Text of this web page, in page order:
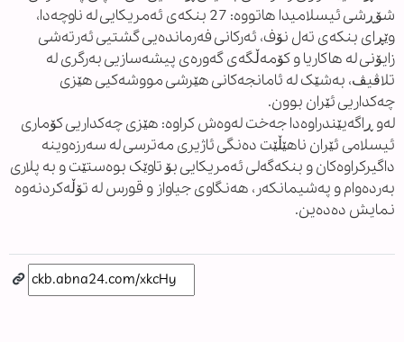
شۆڕشی ئیسلامیدا هاتووە: 27 بنکەی ئەمریکایی لە ناوچەدا،
وێڕای بنکەی تەل نۆف، ئەرکانی فەرماندەیی گشتیی ئەرتەشی
زایۆنی لە هاکاریا و کۆمەڵگەی گەورەی پیشەسازیی بەرگری لە
تلاڤیڤ، بەشێک لە ئامانجەکانی هێرشی مووشەکیی هێزی
چەکداریی ئێران بوون.
لەو ڕاگەیێندراوەدا جەخت لەوەش کراوە: هێزی چەکداریی کۆماری
ئیسلامی ئێران ناهێڵێت دەنگی ئاژیری مەترسی لە سەرزەوینە
داگیرکراوەکان و بنکەگەلی ئەمریکایی بۆ تاوێک بوەستێت و بە پلاری
بەردەوام و پەشیمانکەر، هەنگاوی جیاواز و قورس لە تۆڵەکردنەوە
نمایش دەدەین.